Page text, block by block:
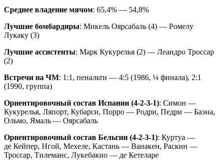
Среднее владение мячом: 65,4% — 54,8%
Лучшие бомбардиры: Микель Оярсабаль (4) — Ромелу
Лукаку (3)
Лучшие ассистенты: Марк Кукурелья (2) — Леандро Троссар
(2)
Встречи на ЧМ: 1:1, пенальти — 4:5 (1986, ¼ финала), 2:1
(1990, группа)
Ориентировочный состав Испании (4-2-3-1): Симон —
Кукурелья, Ляпорт, Кубарси, Порро — Родри, Педри — Баэна,
Ольмо, Ямаль — Оярсабаль
Ориентировочный состав Бельгии (4-2-3-1): Куртуа —
де Кейпер, Нгой, Мехеле, Кастань — Ванакен, Раскин —
Троссар, Тилеманс, Лукебакио — де Кетеларе